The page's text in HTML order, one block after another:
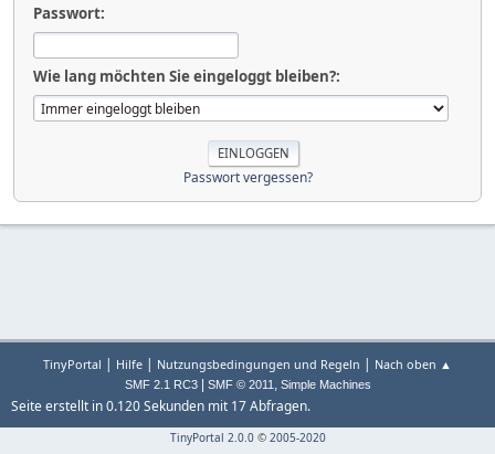
Passwort:
Wie lang möchten Sie eingeloggt bleiben?:
Passwort vergessen?
TinyPortal | Hilfe | Nutzungsbedingungen und Regeln | Nach oben ▲
SMF 2.1 RC3| SMF © 2011, Simple Machines
Seite erstellt in 0.120 Sekunden mit 17 Abfragen.
TinyPortal 2.0.0© 2005-2020